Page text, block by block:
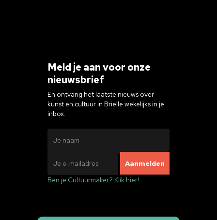
Meld je aan voor onze
nieuwsbrief
En ontvang het laatste nieuws over
kunst en cultuur in Brielle wekelijks in je
inbox.
Ben je Cultuurmaker? Klik hier!